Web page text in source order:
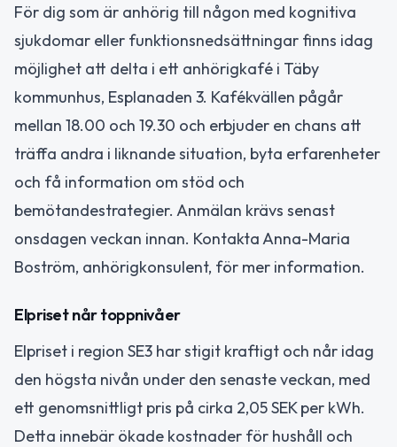
För dig som är anhörig till någon med kognitiva
sjukdomar eller funktionsnedsättningar finns idag
möjlighet att delta i ett anhörigkafé i Täby
kommunhus, Esplanaden 3. Kafékvällen pågår
mellan 18.00 och 19.30 och erbjuder en chans att
träffa andra i liknande situation, byta erfarenheter
och få information om stöd och
bemötandestrategier. Anmälan krävs senast
onsdagen veckan innan. Kontakta Anna-Maria
Boström, anhörigkonsulent, för mer information.
Elpriset når toppnivåer
Elpriset i region SE3 har stigit kraftigt och når idag
den högsta nivån under den senaste veckan, med
ett genomsnittligt pris på cirka 2,05 SEK per kWh.
Detta innebär ökade kostnader för hushåll och